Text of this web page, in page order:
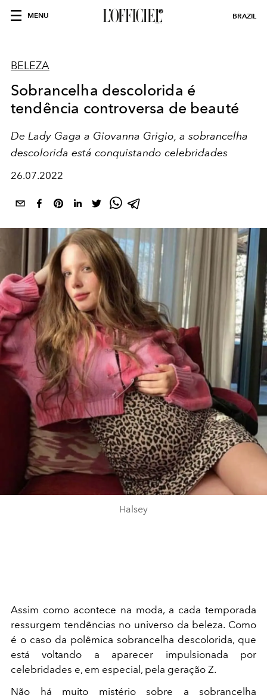
MENU BRAZIL
BELEZA
Sobrancelha descolorida é
tendência controversa de beauté
De Lady Gaga a Giovanna Grigio, a sobrancelha
descolorida está conquistando celebridades
26.07.2022
Halsey
Assim como acontece na moda, a cada temporada
ressurgem tendências no universo da beleza. Como
é o caso da polêmica sobrancelha descolorida, que
está voltando a aparecer impulsionada por
celebridades e, em especial, pela geração Z.
Não há muito mistério sobre a sobrancelha